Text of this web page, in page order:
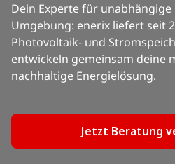
Dein Experte für unabhängige
Umgebung: enerix liefert seit
Photovoltaik- und
entwickeln gemeinsam deine
nachhaltige Energielösung.
Jetzt Beratung